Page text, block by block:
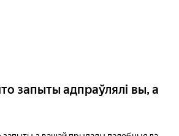
запыты адпраўлялі вы, а